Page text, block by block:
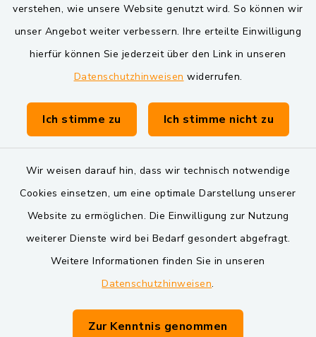
verstehen, wie unsere Website genutzt wird. So können wir
unser Angebot weiter verbessern. Ihre erteilte Einwilligung
hierfür können Sie jederzeit über den Link in unseren
Datenschutzhinweisen widerrufen.
Ich stimme zu Ich stimme nicht zu
Wir weisen darauf hin, dass wir technisch notwendige
Cookies einsetzen, um eine optimale Darstellung unserer
Website zu ermöglichen. Die Einwilligung zur Nutzung
weiterer Dienste wird bei Bedarf gesondert abgefragt.
Weitere Informationen finden Sie in unseren
Datenschutzhinweisen.
Zur Kenntnis genommen
VG und Gemeinden
Markt Schwarzenfeld
Gemeinde Schwarzach bei Nabburg
Verwaltungsgemeinschaft Schwarzenfeld
Barrierefreiheit